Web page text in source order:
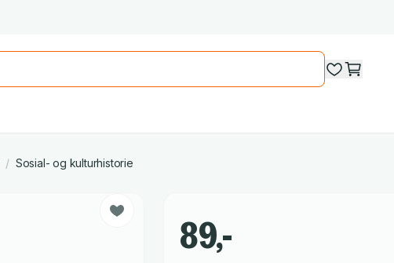
/ Sosial- og kulturhistorie
89,-